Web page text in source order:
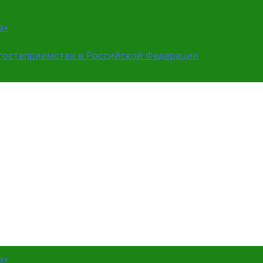
в Российской Федерации